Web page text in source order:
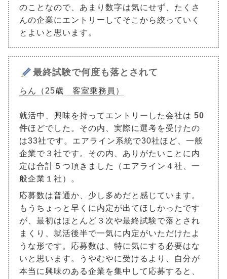
のことなので、あまり数字は気にせず、たくさ
んの企業にエントリーしてそこから絞っていく
とよいと思います。
最終試験で何度も落とされて
らん（25歳 客室乗務員）
就活中、興味を持ってエントリーした会社は 50
件ほどでした。その内、実際に選考を受けたの
は33社です。エアライン系統で30社ほど、一般
企業で３社です。その内、ありがたいことに内
定は合計５つ頂きました（エアライン４社、一
般企業１社）。
応募数は普通か、少し多めだと感じています。
もうちょっと早くに内定が出てほしかったです
が、最初はほとんど３次や最終試験で落とされ
まくり、就活後半で一気に内定がいただけたよ
うな形です。応募数は、特に気にする必要はな
いと思います。うやむやに受けるより、自分が
本当に興味のある企業を集中して応募すると、